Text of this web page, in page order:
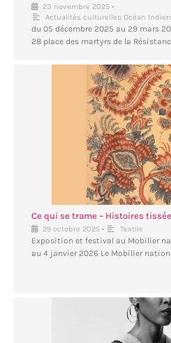
23 novembre 2025 •
Actualités culturelles Océan Indien
du 05 décembre 2025 au 29 mars
28 place des martyrs de la
Ce qui se trame – Histoires
29 octobre 2025 • Textile
Exposition et festival au Mobilier
au 4 janvier 2026 Le Mobilier